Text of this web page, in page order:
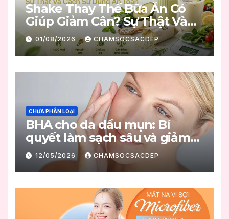
Shake Thay Thế Bữa Ăn Có
Giúp Giảm Cân? Sự Thật Và
Cách Sử Dụng An Toàn
01/08/2026 CHAMSOCSACDEP
CHƯA PHÂN LOẠI
BHA cho da dầu mụn: Bí
quyết làm sạch sâu và giảm
mụn hiệu quả
12/05/2026 CHAMSOCSACDEP